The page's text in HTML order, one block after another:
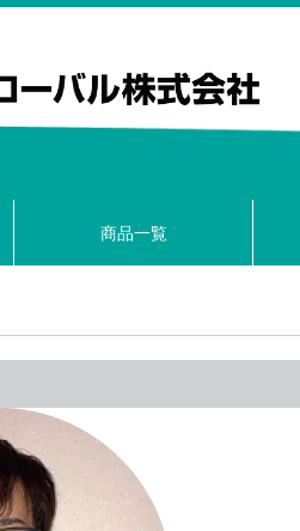
商品一覧